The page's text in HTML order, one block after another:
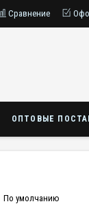
Сравнение
ОПТОВЫЕ